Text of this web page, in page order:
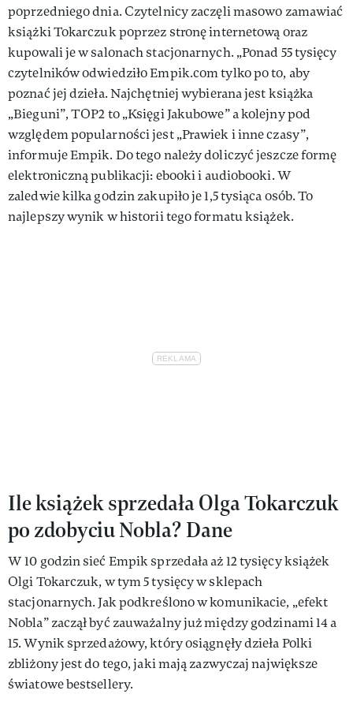
poprzedniego dnia. Czytelnicy zaczęli masowo zamawiać
książki Tokarczuk poprzez stronę internetową oraz
kupowali je w salonach stacjonarnych. „Ponad 55 tysięcy
czytelników odwiedziło Empik.com tylko po to, aby
poznać jej dzieła. Najchętniej wybierana jest książka
„Bieguni”, TOP2 to „Księgi Jakubowe” a kolejny pod
względem popularności jest „Prawiek i inne czasy”,
informuje Empik. Do tego należy doliczyć jeszcze formę
elektroniczną publikacji: ebooki i audiobooki. W
zaledwie kilka godzin zakupiło je 1,5 tysiąca osób. To
najlepszy wynik w historii tego formatu książek.
Ile książek sprzedała Olga Tokarczuk
po zdobyciu Nobla? Dane
W 10 godzin sieć Empik sprzedała aż 12 tysięcy książek
Olgi Tokarczuk, w tym 5 tysięcy w sklepach
stacjonarnych. Jak podkreślono w komunikacie, „efekt
Nobla” zaczął być zauważalny już między godzinami 14 a
15. Wynik sprzedażowy, który osiągnęły dzieła Polki
zbliżony jest do tego, jaki mają zazwyczaj największe
światowe bestsellery.